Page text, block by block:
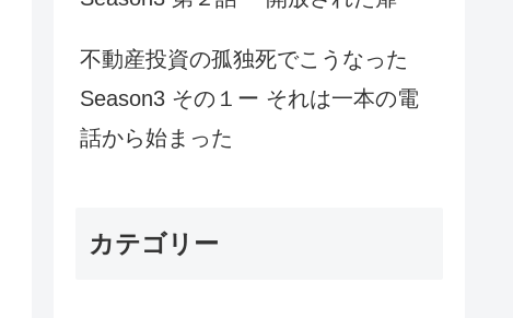
不動産投資の孤独死でこうなった
Season3 その１ー それは一本の電
話から始まった
カテゴリー